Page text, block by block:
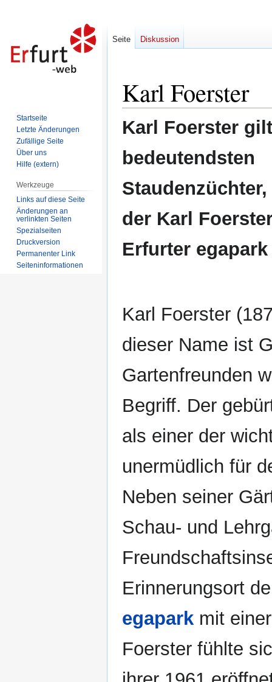
Navigation
springen
Suche
springen
Karl Foerster
Karl Foerster
bedeutendsten
der Karl
Erfurter
Karl Foerster
dieser Name ist
Gartenfreunden
Begriff. Der
als einer der
unermüdlich für
Neben seiner
Schau- und
Erinnerungsort
egapark mit
Foerster fühlte
Seite Diskussion
Startseite
Letzte Änderungen
Zufällige Seite
Über uns
Hilfe (extern)
Werkzeuge
Links auf diese Seite
Änderungen an
verlinkten Seiten
Spezialseiten
Druckversion
Permanenter Link
Seiten­informationen